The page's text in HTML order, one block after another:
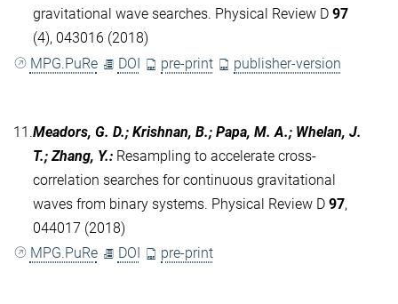
gravitational wave searches. Physical Review D 97
(4), 043016 (2018)
MPG.PuRe
DOI pre-print publisher-version
11.Meadors, G. D.; Krishnan, B.; Papa, M. A.; Whelan, J.
T.; Zhang, Y.: Resampling to accelerate cross-
correlation searches for continuous gravitational
waves from binary systems. Physical Review D 97,
044017 (2018)
MPG.PuRe
DOI pre-print